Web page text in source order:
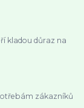
kladou důraz na
zákazníků